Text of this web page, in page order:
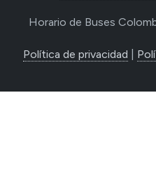
Horario de Buses
Política de privacidad